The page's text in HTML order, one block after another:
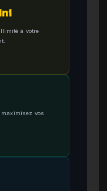
à votre
vos